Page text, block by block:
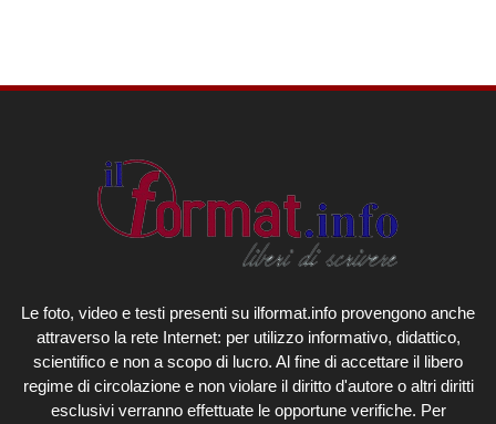
Le foto, video e testi presenti su ilformat.info provengono anche
attraverso la rete Internet: per utilizzo informativo, didattico,
scientifico e non a scopo di lucro. Al fine di accettare il libero
regime di circolazione e non violare il diritto d'autore o altri diritti
esclusivi verranno effettuate le opportune verifiche. Per